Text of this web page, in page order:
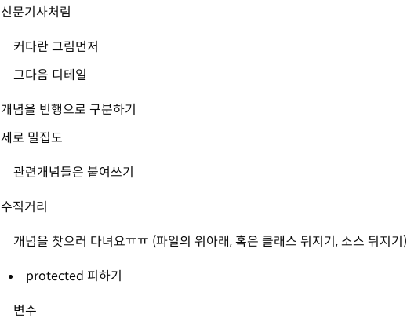
신문기사처럼
커다란 그림먼저
그다음 디테일
개념을 빈행으로 구분하기
세로 밀집도
관련개념들은 붙여쓰기
수직거리
개념을 찾으러 다녀요ㅠㅠ (파일의 위아래, 혹은 클래스 뒤지기, 소스 뒤지기)
protected 피하기
변수